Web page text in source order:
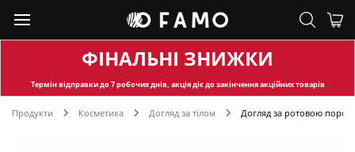
ФІНАЛЬНІ ЗНИЖКИ
Термін відправкидо 7 робочих днів, акція діє до закінчення акційних товарів
Продукти Косметика Догляд за тілом Догляд за ротовою